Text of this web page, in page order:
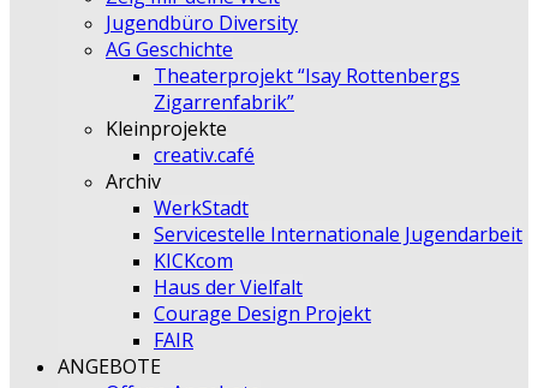
Jugendbüro Diversity
AG Geschichte
Theaterprojekt “Isay Rottenbergs
Zigarrenfabrik”
Kleinprojekte
creativ.café
Archiv
WerkStadt
Servicestelle Internationale Jugendarbeit
KICKcom
Haus der Vielfalt
Courage Design Projekt
FAIR
ANGEBOTE